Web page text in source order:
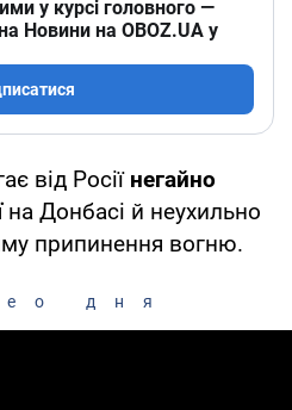
у курсі головного —
Новини на OBOZ.UA у
від Росії негайно
на Донбасі й неухильно
припинення вогню.
дня